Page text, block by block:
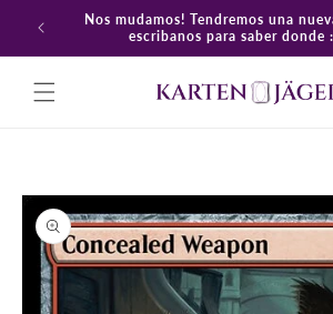
directamenteNos mudamos! Tendremos una
escribanos para saber donde
directamente
a la
información
del producto